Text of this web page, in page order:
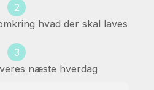
2
hvad der skal laves
3
næste hverdag